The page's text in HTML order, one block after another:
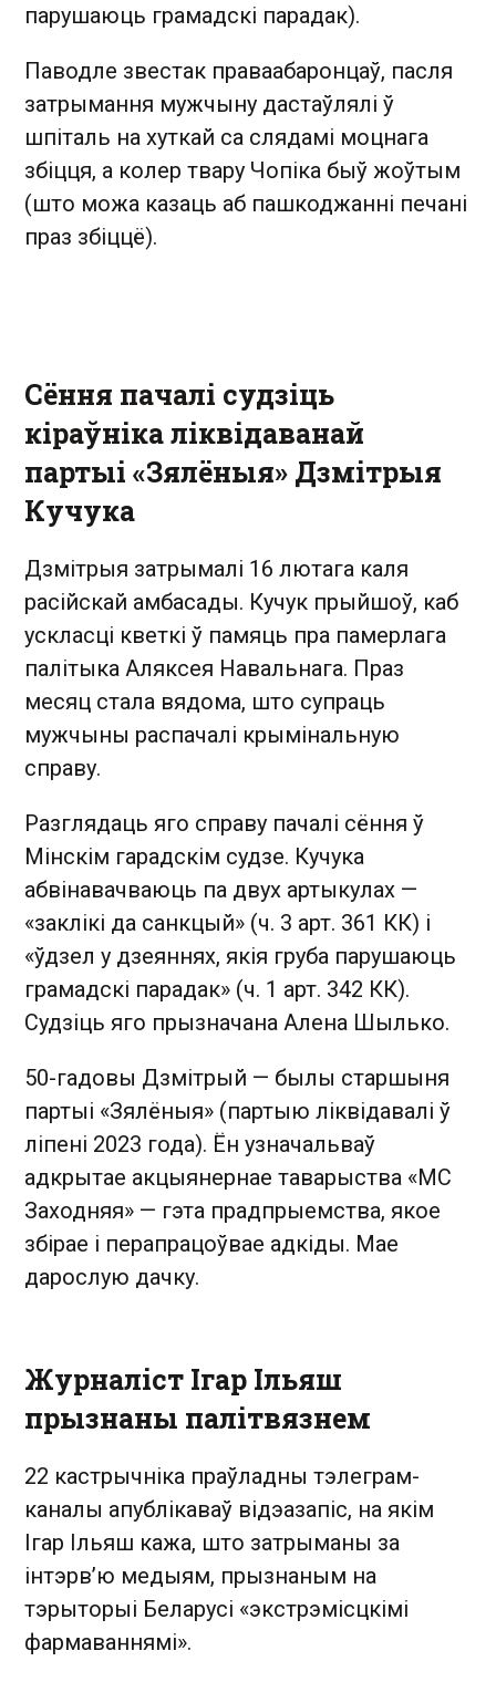
парушаюць грамадскі парадак).
Паводле звестак праваабаронцаў, пасля
затрымання мужчыну дастаўлялі ў
шпіталь на хуткай са слядамі моцнага
збіцця, а колер твару Чопіка быў жоўтым
(што можа казаць аб пашкоджанні печані
праз збіццё).
Сёння пачалі судзіць
кіраўніка ліквідаванай
партыі «Зялёныя» Дзмітрыя
Кучука
Дзмітрыя затрымалі 16 лютага каля
расійскай амбасады. Кучук прыйшоў, каб
ускласці кветкі ў памяць пра памерлага
палітыка Аляксея Навальнага. Праз
месяц стала вядома, што супраць
мужчыны распачалі крымінальную
справу.
Разглядаць яго справу пачалі сёння ў
Мінскім гарадскім судзе. Кучука
абвінавачваюць па двух артыкулах —
«заклікі да санкцый» (ч. 3 арт. 361 КК) і
«ўдзел у дзеяннях, якія груба парушаюць
грамадскі парадак» (ч. 1 арт. 342 КК).
Судзіць яго прызначана Алена Шылько.
50-гадовы Дзмітрый — былы старшыня
партыі «Зялёныя» (партыю ліквідавалі ў
ліпені 2023 года). Ён узначальваў
адкрытае акцыянернае таварыства «МС
Заходняя» — гэта прадпрыемства, якое
збірае і перапрацоўвае адкіды. Мае
дарослую дачку.
Журналіст Ігар Ільяш
прызнаны палітвязнем
22 кастрычніка праўладны тэлеграм-
каналы апублікаваў відэазапіс, на якім
Ігар Ільяш кажа, што затрыманы за
інтэрв’ю медыям, прызнаным на
тэрыторыі Беларусі «экстрэмісцкімі
фармаваннямі».